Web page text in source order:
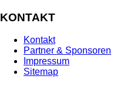
KONTAKT
Kontakt
Partner & Sponsoren
Impressum
Sitemap